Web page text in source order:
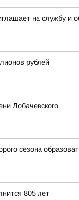
на службу и
рублей
Лобачевского
сезона
805 лет